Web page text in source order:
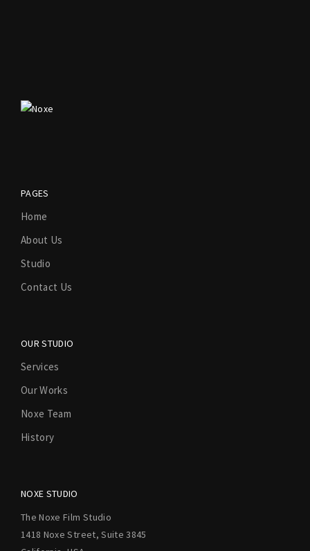
PAGES
Home
About Us
Studio
Contact Us
OUR STUDIO
Services
Our Works
Noxe Team
History
NOXE STUDIO
The Noxe Film Studio
1418 Noxe Street, Suite 3845